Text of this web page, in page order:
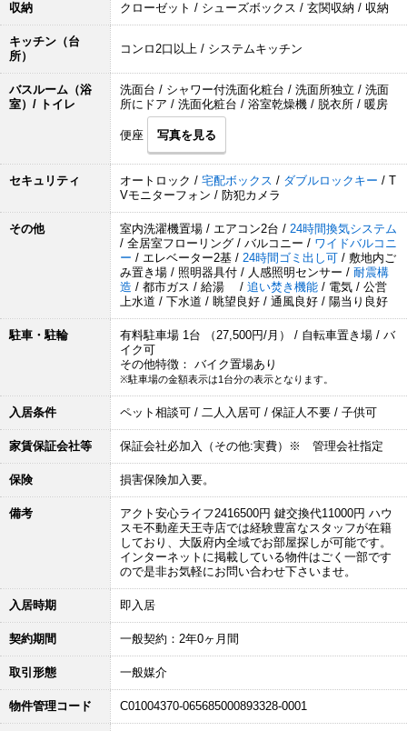
収納 クローゼット / シューズボックス / 玄関収納 / 収納
キッチン（台
所）
コンロ2口以上 / システムキッチン
バスルーム（浴
室）/ トイレ
洗面台 / シャワー付洗面化粧台 / 洗面所独立 / 洗面
所にドア / 洗面化粧台 / 浴室乾燥機 / 脱衣所 / 暖房
便座 写真を見る
セキュリティ オートロック / 宅配ボックス / ダブルロックキー / T
Vモニターフォン / 防犯カメラ
その他 室内洗濯機置場 / エアコン2台 / 24時間換気システム
/ 全居室フローリング / バルコニー / ワイドバルコニ
ー / エレベーター2基 / 24時間ゴミ出し可 / 敷地内ご
み置き場 / 照明器具付 / 人感照明センサー / 耐震構
造 / 都市ガス / 給湯 / 追い焚き機能 / 電気 / 公営
上水道 / 下水道 / 眺望良好 / 通風良好 / 陽当り良好
駐車・駐輪
有料駐車場 1台 （27,500円/月） / 自転車置き場 / バ
イク可
その他特徴： バイク置場あり
※駐車場の金額表示は1台分の表示となります。
入居条件 ペット相談可 / 二人入居可 / 保証人不要 / 子供可
家賃保証会社等 保証会社必加入（その他:実費）※ 管理会社指定
保険 損害保険加入要。
備考
アクト安心ライフ2416500円 鍵交換代11000円 ハウ
スモ不動産天王寺店では経験豊富なスタッフが在籍
しており、大阪府内全域でお部屋探しが可能です。
インターネットに掲載している物件はごく一部です
ので是非お気軽にお問い合わせ下さいませ。
入居時期 即入居
契約期間 一般契約：2年0ヶ月間
取引形態 一般媒介
物件管理コード C01004370-065685000893328-0001